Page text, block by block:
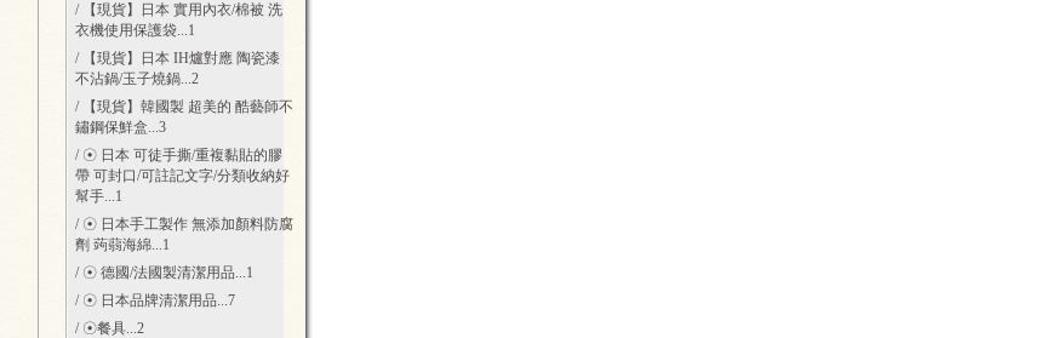
/ 【現貨】日本 實用內衣/棉被 洗
衣機使用保護袋...1
/ 【現貨】日本 IH爐對應 陶瓷漆
不沾鍋/玉子燒鍋...2
/ 【現貨】韓國製 超美的 酷藝師不
鏽鋼保鮮盒...3
/ ☉ 日本 可徒手撕/重複黏貼的膠
帶 可封口/可註記文字/分類收納好
幫手...1
/ ☉ 日本手工製作 無添加顏料防腐
劑 蒟蒻海綿...1
/ ☉ 德國/法國製清潔用品...1
/ ☉ 日本品牌清潔用品...7
/ ☉餐具...2